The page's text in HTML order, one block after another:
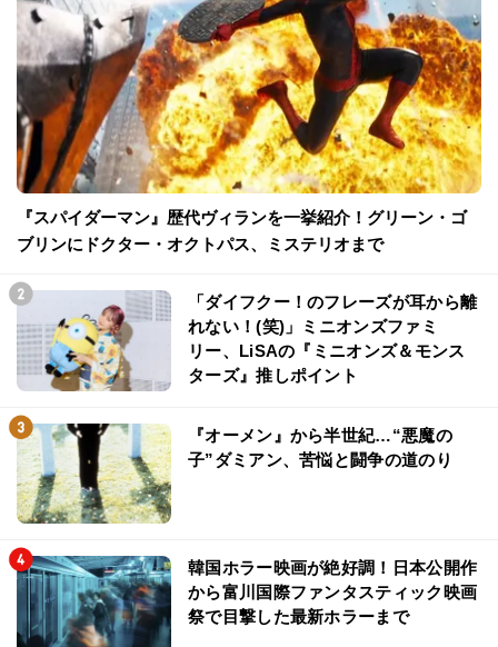
『スパイダーマン』歴代ヴィランを一挙紹介！グリーン・ゴ
ブリンにドクター・オクトパス、ミステリオまで
「ダイフクー！のフレーズが耳から離
れない！(笑)」ミニオンズファミ
リー、LiSAの『ミニオンズ＆モンス
ターズ』推しポイント
『オーメン』から半世紀…“悪魔の
子”ダミアン、苦悩と闘争の道のり
韓国ホラー映画が絶好調！日本公開作
から富川国際ファンタスティック映画
祭で目撃した最新ホラーまで